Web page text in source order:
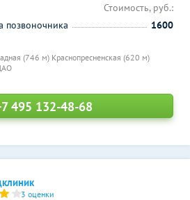
(746 м) Краснопресненская (620 м)
Стоимость, руб.:
позвоночника
1600
495 132-48-68
3 оценки